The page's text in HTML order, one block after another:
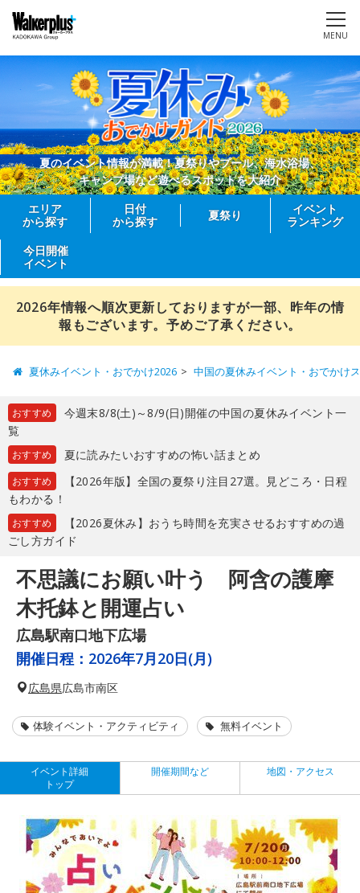
MENU
夏のイベント情報が満載！夏祭りやプール、海水浴場、
キャンプ場など遊べるスポットを大紹介
エリア
から探す
日付
から探す
夏祭り
イベント
ランキング
今日開催
イベント
2026年情報へ順次更新しておりますが一部、昨年の情
報もございます。予めご了承ください。
夏休みイベント・おでかけ2026 中国の夏休みイベント・おでかけ
おすすめ
今週末8/8(土)～8/9(日)開催の中国の夏休みイベント一
覧
おすすめ 夏に読みたいおすすめの怖い話まとめ
おすすめ
【2026年版】全国の夏祭り注目27選。見どころ・日程
もわかる！
おすすめ
【2026夏休み】おうち時間を充実させるおすすめの過
ごし方ガイド
不思議にお願い叶う 阿含の護摩
木托鉢と開運占い
広島駅南口地下広場
開催日程： 2026年7月20日(月)
広島県広島市南区
体験イベント・アクティビティ 無料イベント
イベント詳細
トップ
開催期間など 地図・アクセス